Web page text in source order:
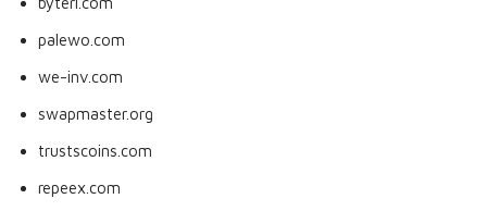
palewo.com
we-inv.com
swapmaster.org
trustscoins.com
repeex.com